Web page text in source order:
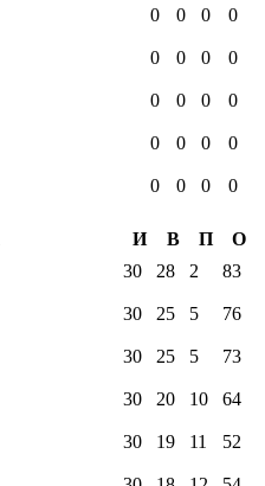
0 0 0 0
0 0 0 0
0 0 0 0
0 0 0 0
0 0 0
0
И В П
О
30 28 2 83
30 25 5 76
30 25 5 73
30 20 10 64
30 19 11 52